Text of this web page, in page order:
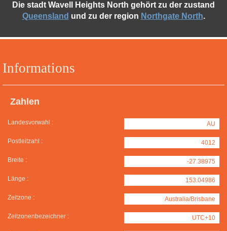
Informations
Zahlen
Landesvorwahl : AU
Postleitzahl : 4012
Breite : -27.38975
Länge : 153.04986
Zeitzone : Australia/Brisbane
Zeitzonenbezeichner : UTC+10
Die stadt Wavell Heights North gehört zu der zustand
Queensland und zu der region Northgate North.